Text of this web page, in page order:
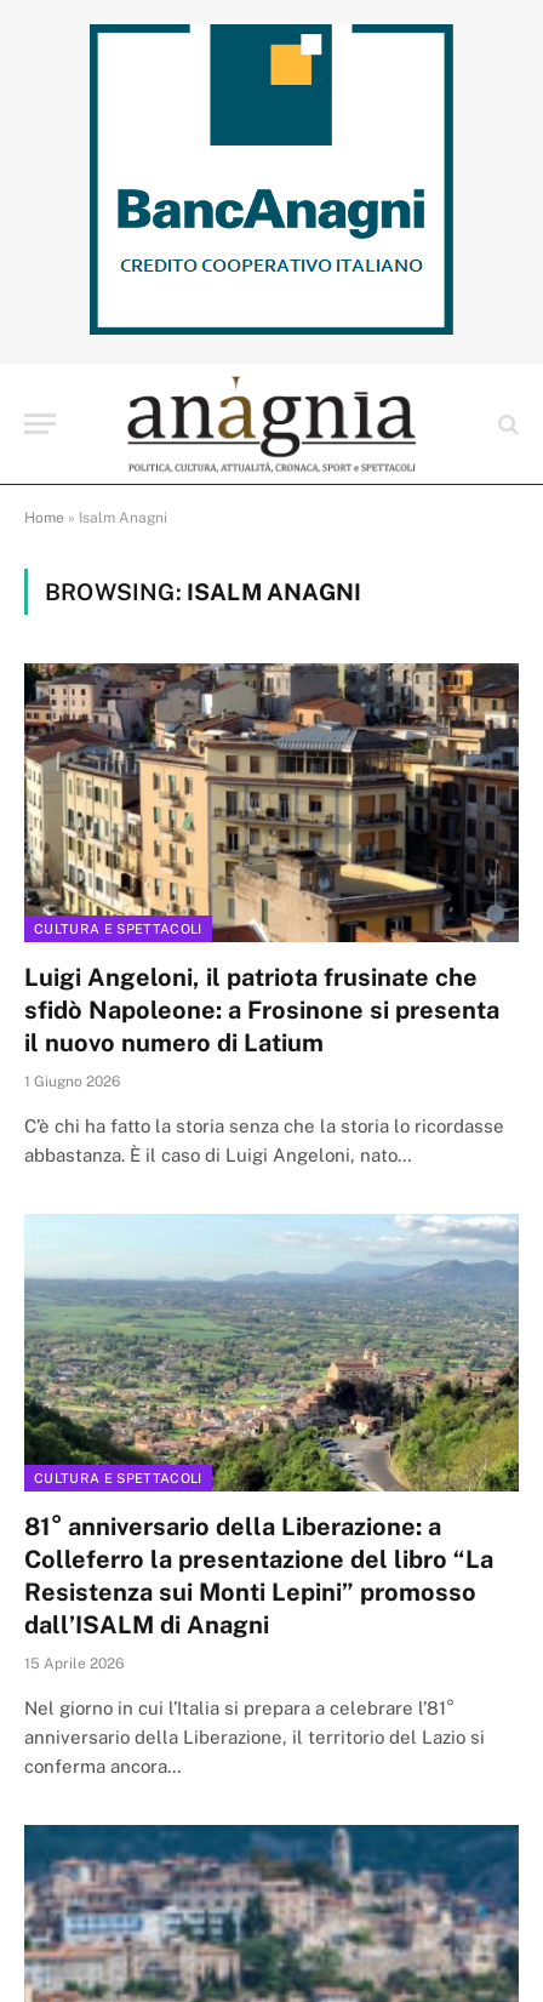
Home » Isalm Anagni
BROWSING: ISALM ANAGNI
CULTURA E SPETTACOLI
Luigi Angeloni, il patriota frusinate che
sfidò Napoleone: a Frosinone si presenta
il nuovo numero di Latium
1 Giugno 2026
C’è chi ha fatto la storia senza che la storia lo ricordasse
abbastanza. È il caso di Luigi Angeloni, nato…
CULTURA E SPETTACOLI
81° anniversario della Liberazione: a
Colleferro la presentazione del libro “La
Resistenza sui Monti Lepini” promosso
dall’ISALM di Anagni
15 Aprile 2026
Nel giorno in cui l’Italia si prepara a celebrare l’81°
anniversario della Liberazione, il territorio del Lazio si
conferma ancora…